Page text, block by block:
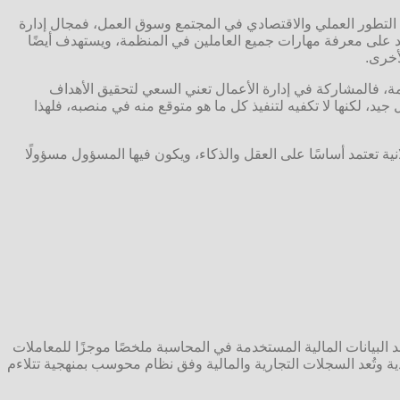
العملي والاقتصادي في المجتمع وسوق العمل، فمجال إدارة
على معرفة مهارات جميع العاملين في المنظمة، ويستهدف أيضًا
فالمشاركة في إدارة الأعمال تعني السعي لتحقيق الأهداف
لكنها لا تكفيه لتنفيذ كل ما هو متوقع منه في منصبه، فلهذا
تعتمد أساسًا على العقل والذكاء، ويكون فيها المسؤول مسؤولًا
البيانات المالية المستخدمة في المحاسبة ملخصًا موجزًا للمعاملات
وتُعد السجلات التجارية والمالية وفق نظام محوسب بمنهجية تتلاءم